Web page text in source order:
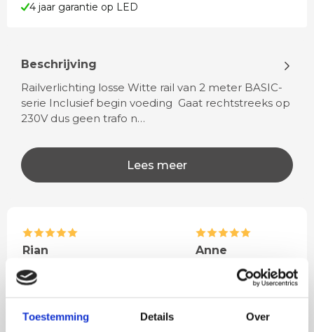
Toestemming Details Over
4 jaar garantie op LED
Beschrijving
Railverlichting losse Witte rail van 2 meter BASIC-
serie Inclusief begin voeding Gaat rechtstreeks op
230V dus geen trafo n…
Lees meer
Rian
Fijne site waar ik een mooie
werd deze al bezorgd. Super
Anne
Het bestellen,
leveren verliep vlot en
artikel is zeer mooi